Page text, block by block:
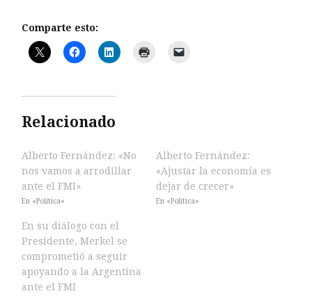
Comparte esto:
Relacionado
Alberto Fernández: «No
nos vamos a arrodillar
ante el FMI»
En «Política»
Alberto Fernández:
«Ajustar la economía es
dejar de crecer»
En «Política»
En su diálogo con el
Presidente, Merkel se
comprometió a seguir
apoyando a la Argentina
ante el FMI